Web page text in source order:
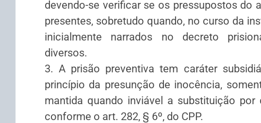
devendo-se verificar se os pressupostos do
presentes, sobretudo quando, no curso da
inicialmente narrados no decreto
diversos.
3. A prisão preventiva tem caráter
princípio da presunção de inocência,
mantida quando inviável a substituição por
conforme o art. 282, § 6º, do CPP.